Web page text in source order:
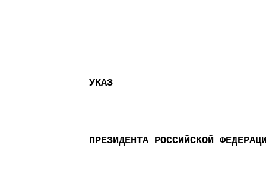
УКАЗ
ПРЕЗИДЕНТА РОССИЙСКОЙ